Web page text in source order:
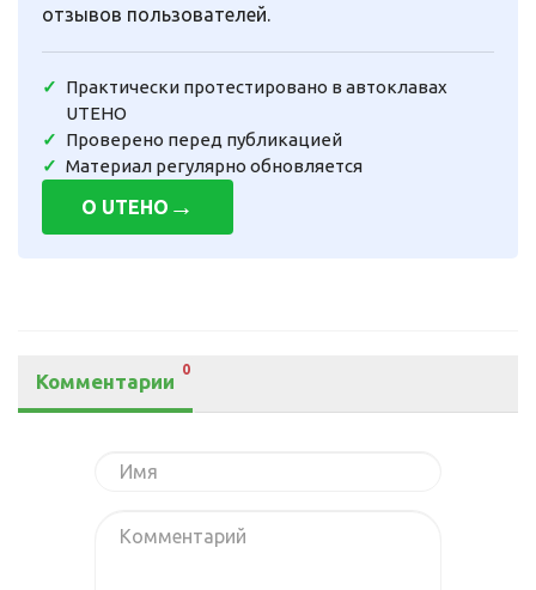
отзывов пользователей.
Практически протестировано в автоклавах
UTEHO
Проверено перед публикацией
Материал регулярно обновляется
О UTEHO →
Комментарии
0